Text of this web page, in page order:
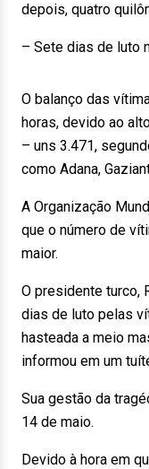
depois, quatro
– Sete dias de luto
O balanço das
horas, devido ao
– uns 3.471,
como Adana,
A Organização
que o número de
maior.
O presidente turco,
dias de luto pelas
hasteada a meio
informou em um
Sua gestão da
14 de maio.
Devido à hora em